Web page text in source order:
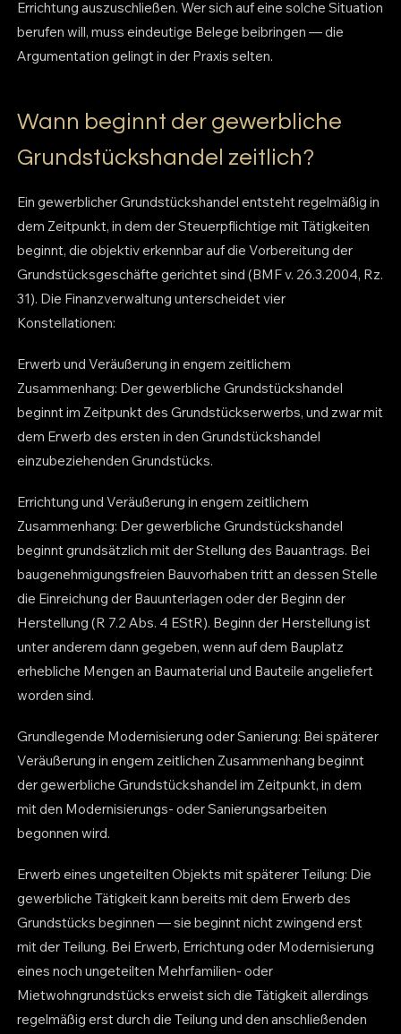
Errichtung auszuschließen. Wer sich auf eine solche Situation
berufen will, muss eindeutige Belege beibringen — die
Argumentation gelingt in der Praxis selten.
Wann beginnt der gewerbliche
Grundstückshandel zeitlich?
Ein gewerblicher Grundstückshandel entsteht regelmäßig in
dem Zeitpunkt, in dem der Steuerpflichtige mit Tätigkeiten
beginnt, die objektiv erkennbar auf die Vorbereitung der
Grundstücksgeschäfte gerichtet sind (BMF v. 26.3.2004, Rz.
31). Die Finanzverwaltung unterscheidet vier
Konstellationen:
Erwerb und Veräußerung in engem zeitlichem
Zusammenhang: Der gewerbliche Grundstückshandel
beginnt im Zeitpunkt des Grundstückserwerbs, und zwar mit
dem Erwerb des ersten in den Grundstückshandel
einzubeziehenden Grundstücks.
Errichtung und Veräußerung in engem zeitlichem
Zusammenhang: Der gewerbliche Grundstückshandel
beginnt grundsätzlich mit der Stellung des Bauantrags. Bei
baugenehmigungsfreien Bauvorhaben tritt an dessen Stelle
die Einreichung der Bauunterlagen oder der Beginn der
Herstellung (R 7.2 Abs. 4 EStR). Beginn der Herstellung ist
unter anderem dann gegeben, wenn auf dem Bauplatz
erhebliche Mengen an Baumaterial und Bauteile angeliefert
worden sind.
Grundlegende Modernisierung oder Sanierung: Bei späterer
Veräußerung in engem zeitlichen Zusammenhang beginnt
der gewerbliche Grundstückshandel im Zeitpunkt, in dem
mit den Modernisierungs- oder Sanierungsarbeiten
begonnen wird.
Erwerb eines ungeteilten Objekts mit späterer Teilung: Die
gewerbliche Tätigkeit kann bereits mit dem Erwerb des
Grundstücks beginnen — sie beginnt nicht zwingend erst
mit der Teilung. Bei Erwerb, Errichtung oder Modernisierung
eines noch ungeteilten Mehrfamilien- oder
Mietwohngrundstücks erweist sich die Tätigkeit allerdings
regelmäßig erst durch die Teilung und den anschließenden